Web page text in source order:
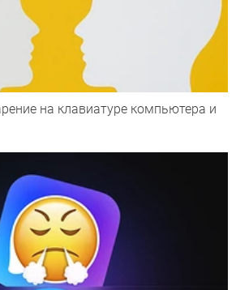
на клавиатуре компьютера и